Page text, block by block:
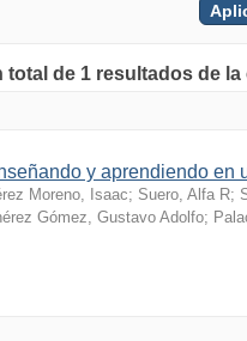
total de 1 resultados de
y aprendiendo en
Moreno, Isaac; Suero, Alfa R;
Gómez, Gustavo Adolfo;